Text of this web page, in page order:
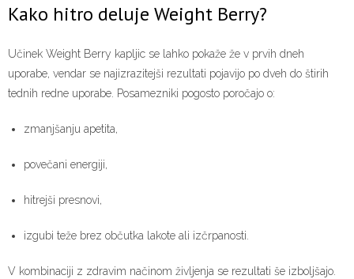
Kako hitro deluje Weight Berry?
Učinek Weight Berry kapljic se lahko pokaže že v prvih dneh
uporabe, vendar se najizrazitejši rezultati pojavijo po dveh do štirih
tednih redne uporabe. Posamezniki pogosto poročajo o:
zmanjšanju apetita,
povečani energiji,
hitrejši presnovi,
izgubi teže brez občutka lakote ali izčrpanosti.
V kombinaciji z zdravim načinom življenja se rezultati še izboljšajo.